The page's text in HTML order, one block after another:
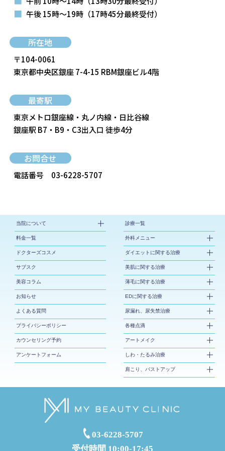
■ 午後 15時～19時 （17時45分最終受付）
所在地
〒104-0061
東京都中央区銀座 7-4-15 RBM銀座ビル4階
最寄駅
東京メトロ銀座線・丸ノ内線・日比谷線
銀座駅 B7・B9・C3出入口 徒歩4分
お問合せ
電話番号 03-6228-5707
当院について
料金一覧
ドクターズコスメ
サブスク
美容コラム
お知らせ
よくある質問
プライバシーポリシー
カウンセリング予約
アンケートフォーム
診療一覧
外科メニュー
ダイエットに関する治療
美肌に関する治療
薄毛に関する治療
EDに関する治療
尿漏れ、尿失禁治療
各種点滴
アートメイク
しわ・たるみ治療
肩こり、バストアップ
03-6228-5707
受付時間 10:00-17:45